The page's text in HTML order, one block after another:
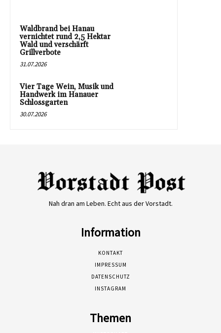
Waldbrand bei Hanau
vernichtet rund 2,5 Hektar
Wald und verschärft
Grillverbote
31.07.2026
Vier Tage Wein, Musik und
Handwerk im Hanauer
Schlossgarten
30.07.2026
Nah dran am Leben. Echt aus der Vorstadt.
Information
KONTAKT
IMPRESSUM
DATENSCHUTZ
INSTAGRAM
Themen